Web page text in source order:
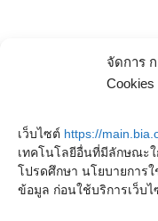
จัดการ
Cookies
เว็บไซต์ https://
เทคโนโลยีอื่นที่มีลักษณะใ
โปรดศึกษา นโยบายการ
ข้อมูล ก่อนใช้บริการเว็บ